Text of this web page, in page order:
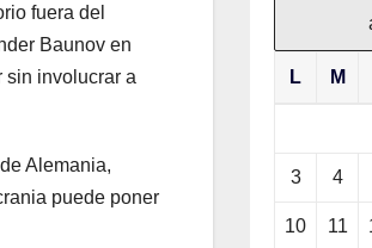
fuera del
Baunov en
sin involucrar a
Alemania,
puede poner
L M
3 4
10 11